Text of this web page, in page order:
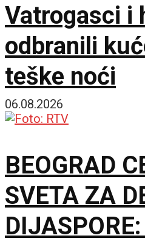
Vatrogasci i
odbranili
teške noći
06.08.2026
BEOGRAD
SVETA ZA